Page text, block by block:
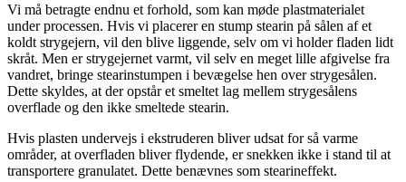
Vi må betragte endnu et forhold, som kan møde plastmaterialet
under processen. Hvis vi placerer en stump stearin på sålen af et
koldt strygejern, vil den blive liggende, selv om vi holder fladen lidt
skråt. Men er strygejernet varmt, vil selv en meget lille afgivelse fra
vandret, bringe stearinstumpen i bevægelse hen over strygesålen.
Dette skyldes, at der opstår et smeltet lag mellem strygesålens
overflade og den ikke smeltede stearin.
Hvis plasten undervejs i ekstruderen bliver udsat for så varme
områder, at overfladen bliver flydende, er snekken ikke i stand til at
transportere granulatet. Dette benævnes som stearineffekt.